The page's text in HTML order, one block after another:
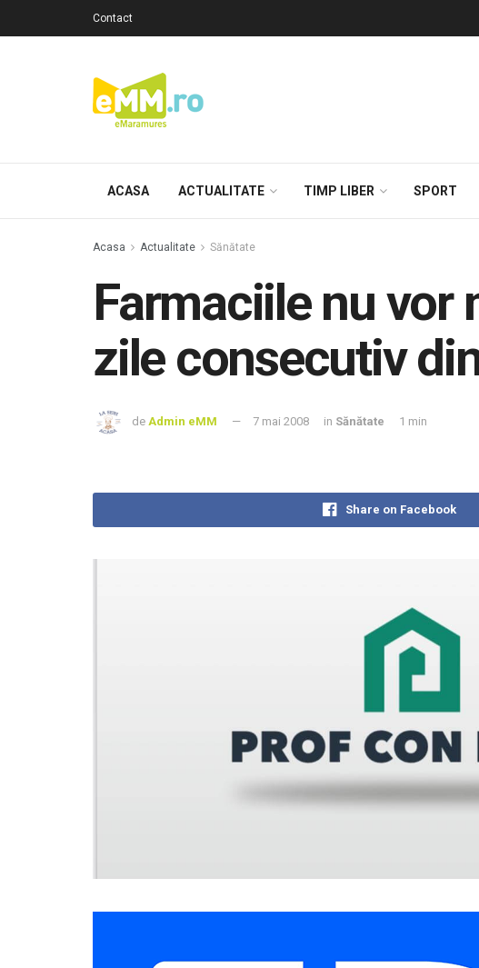
Contact
ACASA ACTUALITATE TIMP LIBER SPORT
Acasa Actualitate Sănătate
Farmaciile nu vor
zile consecutiv
de Admin eMM 7 mai 2008 in Sănătate 1 min
Share on Facebook